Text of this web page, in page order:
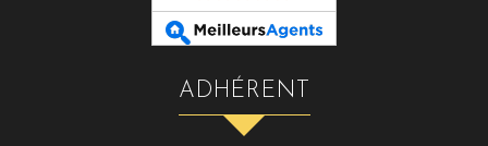
ADHÉRENT